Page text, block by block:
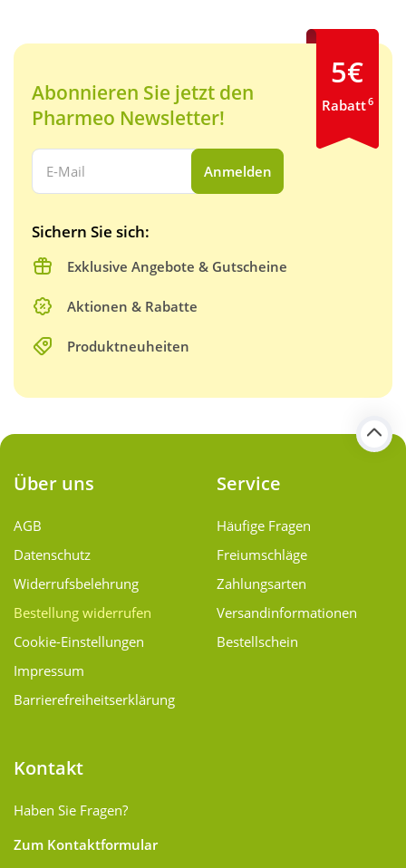
Abonnieren Sie jetzt den
Pharmeo Newsletter!
Ihre E-Mail Adresse:
Anmelden
Sichern Sie sich:
Exklusive Angebote & Gutscheine
Aktionen & Rabatte
Produktneuheiten
5€
Rabatt6
Über uns
AGB
Datenschutz
Widerrufsbelehrung
Bestellung widerrufen
Cookie-Einstellungen
Impressum
Barrierefreiheitserklärung
Service
Häufige Fragen
Freiumschläge
Zahlungsarten
Versand­informationen
Bestellschein
Kontakt
Haben Sie Fragen?
Zum Kontaktformular